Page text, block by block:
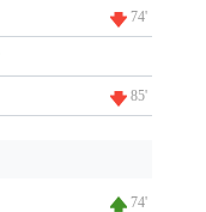
74'
85'
74'